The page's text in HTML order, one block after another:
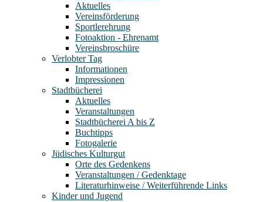
Aktuelles
Vereinsförderung
Sportlerehrung
Fotoaktion - Ehrenamt
Vereinsbroschüre
Verlobter Tag
Informationen
Impressionen
Stadtbücherei
Aktuelles
Veranstaltungen
Stadtbücherei A bis Z
Buchtipps
Fotogalerie
Jüdisches Kulturgut
Orte des Gedenkens
Veranstaltungen / Gedenktage
Literaturhinweise / Weiterführende Links
Kinder und Jugend